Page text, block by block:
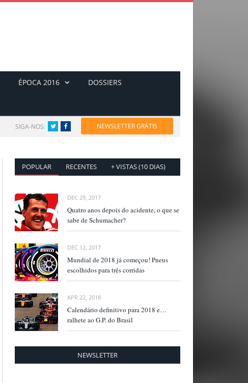
ÉPOCA 2016 DOSSIERS
SIGA-NOS: TwitterFacebook NEWSLETTER GRÁTIS
POPULAR RECENTES + VISTAS (10 DIAS)
DEC 29, 2017
Quatro anos depois do acidente, o que se
sabe de Schumacher?
DEC 12, 2017
Mundial de 2018 já começou! Pneus
escolhidos para três corridas
APR 22, 2018
Calendário definitivo para 2018 e…
ralhete ao G.P. do Brasil
NEWSLETTER